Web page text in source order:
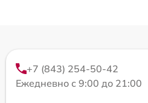
+7 (843) 254-50-42
Ежедневно с 9:00 до 21:00